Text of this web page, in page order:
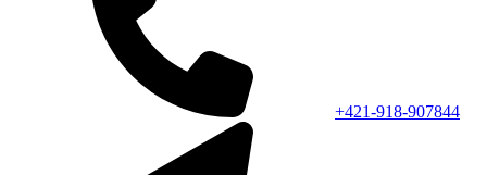
+421-918-907844